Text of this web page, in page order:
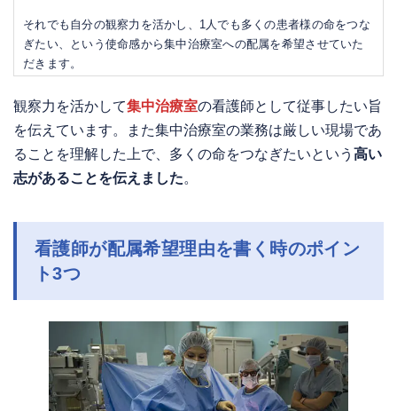
それでも自分の観察力を活かし、1人でも多くの患者様の命をつな
ぎたい、という使命感から集中治療室への配属を希望させていた
だきます。
観察力を活かして集中治療室の看護師として従事したい旨
を伝えています。また集中治療室の業務は厳しい現場であ
ることを理解した上で、多くの命をつなぎたいという 高い
志があることを伝えました。
看護師が配属希望理由を書く時のポイン
ト3つ